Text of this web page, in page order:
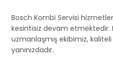
Bosch Kombi Servisi
kesintisiz devam etmektedir.
uzmanlaşmış ekibimiz, kaliteli
yanınızdadır.